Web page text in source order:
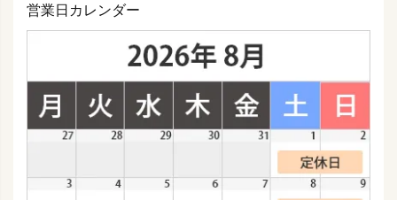
営業日カレンダー